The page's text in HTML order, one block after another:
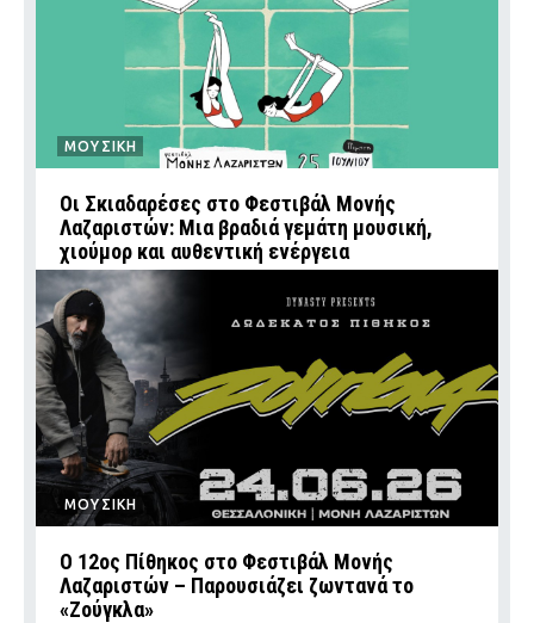
ΜΟΥΣΙΚΗ
Οι Σκιαδαρέσες στο Φεστιβάλ Μονής
Λαζαριστών: Μια βραδιά γεμάτη μουσική,
χιούμορ και αυθεντική ενέργεια
ΜΟΥΣΙΚΗ
Ο 12ος Πίθηκος στο Φεστιβάλ Μονής
Λαζαριστών – Παρουσιάζει ζωντανά το
«Ζούγκλα»